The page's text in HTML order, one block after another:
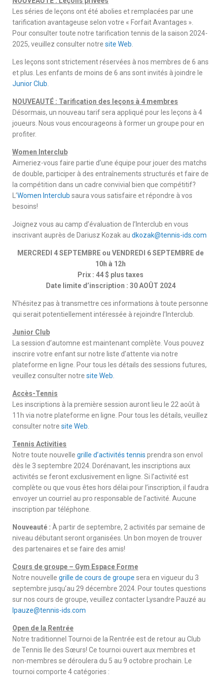
Les séries de leçons ont été abolies et remplacées par une
tarification avantageuse selon votre « Forfait Avantages ».
Pour consulter toute notre tarification tennis de la saison 2024-
2025, veuillez consulter notre site Web
Les leçons sont strictement réservées à nos membres de 6 ans
et plus. Les enfants de moins de 6 ans sont invités à joindre le
Junior Club
NOUVEAUTÉ : Tarification des leçons à 4 membres
Désormais, un nouveau tarif sera appliqué pour les leçons à 4
joueurs. Nous vous encourageons à former un groupe pour en
profiter.
Women Interclub
Aimeriez-vous faire partie d’une équipe pour jouer des matchs
de double, participer à des entraînements structurés et faire de
la compétition dans un cadre convivial bien que compétitif?
L’Women Interclub saura vous satisfaire et répondre à vos
besoins!
Joignez vous au camp d’évaluation de l’Interclub en vous
inscrivant auprès de Dariusz Kozak au dkozak@tennis-ids.com
MERCREDI 4 SEPTEMBRE ou VENDREDI 6 SEPTEMBRE de
10h à 12h
Prix : 44 $ plus taxes
Date limite d’inscription : 30 AOÛT 2024
N’hésitez pas à transmettre ces informations à toute personne
qui serait potentiellement intéressée à rejoindre l’Interclub.
Junior Club
La session d’automne est maintenant complète. Vous pouvez
inscrire votre enfant sur notre liste d’attente via notre
plateforme en ligne. Pour tous les détails des sessions futures,
veuillez consulter notre site Web
Accès-Tennis
Les inscriptions à la première session auront lieu le 22 août à
11h via notre plateforme en ligne. Pour tous les détails, veuillez
consulter notre site Web
Tennis Activities
Notre toute nouvelle grille d’activités tennis prendra son envol
dès le 3 septembre 2024. Dorénavant, les inscriptions aux
activités se feront exclusivement en ligne. Si l’activité est
complète ou que vous êtes hors délai pour l’inscription, il faudra
envoyer un courriel au pro responsable de l’activité. Aucune
inscription par téléphone.
Nouveauté : À partir de septembre, 2 activités par semaine de
niveau débutant seront organisées. Un bon moyen de trouver
des partenaires et se faire des amis!
Cours de groupe – Gym Espace Forme
Notre nouvelle grille de cours de groupe sera en vigueur du 3
septembre jusqu’au 29 décembre 2024. Pour toutes questions
sur nos cours de groupe, veuillez contacter Lysandre Pauzé au
lpauze@tennis-ids.com
Open de la Rentrée
Notre traditionnel Tournoi de la Rentrée est de retour au Club
de Tennis Ile des Sœurs! Ce tournoi ouvert aux membres et
non-membres se déroulera du 5 au 9 octobre prochain. Le
tournoi comporte 4 catégories :